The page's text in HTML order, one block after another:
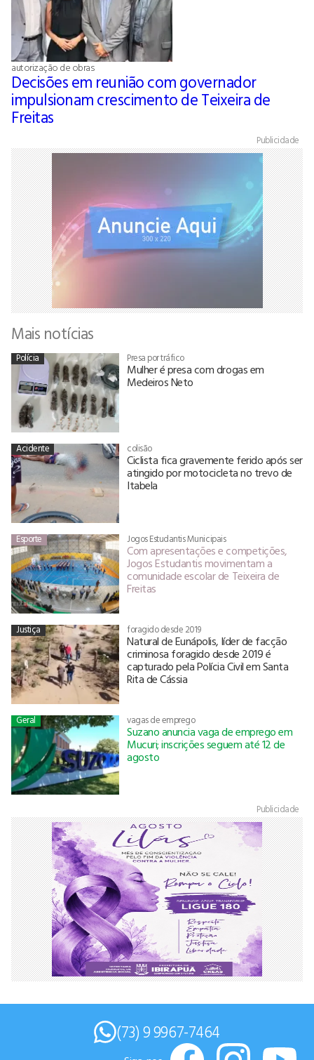
autorização de obras
Decisões em reunião com governador
impulsionam crescimento de Teixeira de
Freitas
Publicidade
Mais notícias
Polícia Presa por tráfico
Mulher é presa com drogas em
Medeiros Neto
Acidente colisão
Ciclista fica gravemente ferido após ser
atingido por motocicleta no trevo de
Itabela
Esporte Jogos Estudantis Municipais
Com apresentações e competições,
Jogos Estudantis movimentam a
comunidade escolar de Teixeira de
Freitas
Justiça foragido desde 2019
Natural de Eunápolis, líder de facção
criminosa foragido desde 2019 é
capturado pela Polícia Civil em Santa
Rita de Cássia
Geral vagas de emprego
Suzano anuncia vaga de emprego em
Mucuri; inscrições seguem até 12 de
agosto
Publicidade
(73) 9 9967-7464